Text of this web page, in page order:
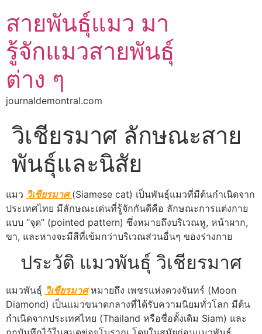
สายพันธุ์แมว มา
รู้จักแมวสายพันธุ์
ต่าง ๆ
journaldemontral.com
วิเชียรมาศ ลักษณะสาย
พันธุ์และนิสัย
แมว วิเชียรมาศ (Siamese cat) เป็นพันธุ์แมวที่มีต้นกำเนิดจาก
ประเทศไทย มีลักษณะเด่นที่รู้จักกันดีคือ ลักษณะการแต่งกาย
แบบ “จุด” (pointed pattern) ซึ่งหมายถึงบริเวณหู, หน้าผาก,
ขา, และหางจะมีสีที่เข้มกว่าบริเวณส่วนอื่นๆ ของร่างกาย
ประวัติ แมวพันธุ์ วิเชียรมาศ
แมวพันธุ์ วิเชียรมาศ หมายถึง เพชรแห่งดวงจันทร์ (Moon
Diamond) เป็นแมวขนาดกลางที่ได้รับความนิยมทั่วโลก มีต้น
กำเนิดจากประเทศไทย (Thailand หรือชื่อดั้งเดิม Siam) และ